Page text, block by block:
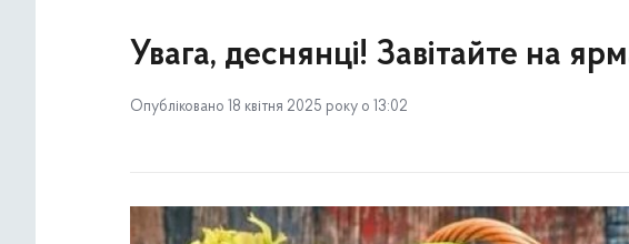
Увага, деснянці! Завітайте на
Опубліковано 18 квітня 2025 року о 13:02